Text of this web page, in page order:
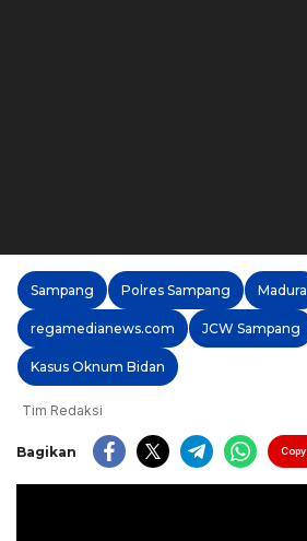
Sampang Polres Sampang Madura
regamedianews.com JCW Sampang
Kasus Oknum Bidan
Tim Redaksi
Bagikan